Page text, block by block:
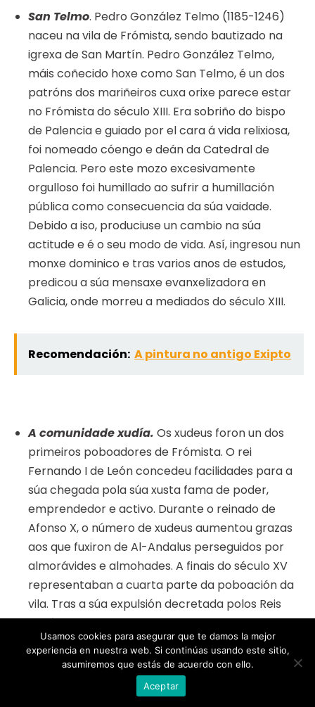
San Telmo. Pedro González Telmo (1185-1246)
naceu na vila de Frómista, sendo bautizado na
igrexa de San Martín. Pedro González Telmo,
máis coñecido hoxe como San Telmo, é un dos
patróns dos mariñeiros cuxa orixe parece estar
no Frómista do século XIII. Era sobriño do bispo
de Palencia e guiado por el cara á vida relixiosa,
foi nomeado cóengo e deán da Catedral de
Palencia. Pero este mozo excesivamente
orgulloso foi humillado ao sufrir a humillación
pública como consecuencia da súa vaidade.
Debido a iso, produciuse un cambio na súa
actitude e é o seu modo de vida. Así, ingresou nun
monxe dominico e tras varios anos de estudos,
predicou a súa mensaxe evanxelizadora en
Galicia, onde morreu a mediados do século XIII.
Recomendación: A pintura no antigo Exipto
A comunidade xudía. Os xudeus foron un dos
primeiros poboadores de Frómista. O rei
Fernando I de León concedeu facilidades para a
súa chegada pola súa xusta fama de poder,
emprendedor e activo. Durante o reinado de
Afonso X, o número de xudeus aumentou grazas
aos que fuxiron de Al-Andalus perseguidos por
almorávides e almohades. A finais do século XV
representaban a cuarta parte da poboación da
vila. Tras a súa expulsión decretada polos Reis
Católicos, a vila perdeu unha parte moi
importante da súa poboación, que tamén era
moi activa.
Usamos cookies para asegurar que te damos la mejor
experiencia en nuestra web. Si continúas usando este sitio,
asumiremos que estás de acuerdo con ello.
Aceptar